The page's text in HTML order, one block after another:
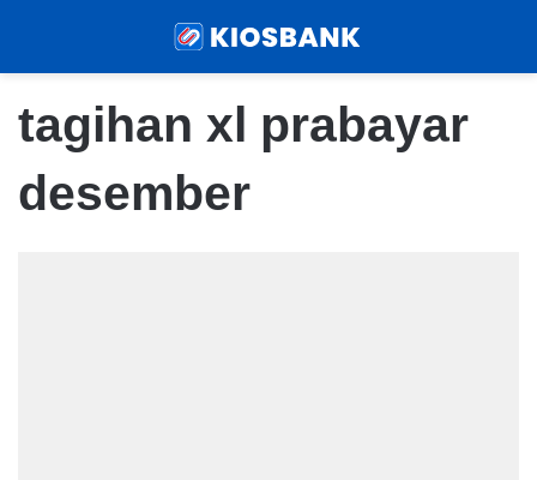
tagihan xl prabayar
desember